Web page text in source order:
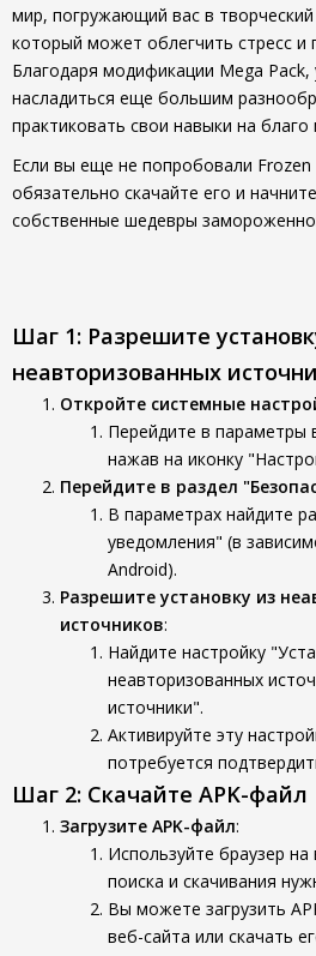
мир, погружающий вас в
который может облегчить стресс и
Благодаря модификации Mega
насладиться еще большим
практиковать свои навыки на
Если вы еще не попробовали Frozen
обязательно скачайте его и
собственные шедевры
Шаг 1: Разрешите
неавторизованных
Откройте системные
Перейдите в параметры
нажав на иконку
Перейдите в раздел
В параметрах найдите
уведомления" (в
Android).
Разрешите установку из
источников:
Найдите настройку
неавторизованных
источники".
Активируйте эту
потребуется
Шаг 2: Скачайте APK-файл
Загрузите APK-файл:
Используйте браузер
поиска и скачивания
Вы можете загрузить
веб-сайта или скачать